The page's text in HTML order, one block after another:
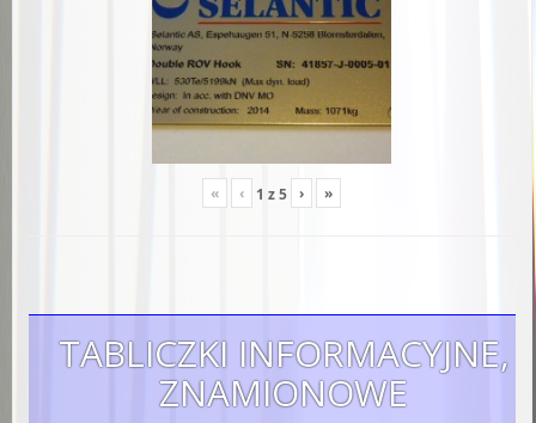
« ‹ 1 z5 › »
TABLICZKI INFORMACYJNE,
ZNAMIONOWE